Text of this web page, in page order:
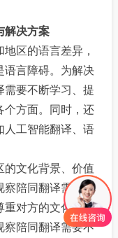
解决方案
区的语言差异，
语言障碍。为解决
要不断学习、提
个方面。同时，还
人工智能翻译、语
文化背景、价值
察陪同翻译需要在
重对方的文化习
察陪同翻译需要不